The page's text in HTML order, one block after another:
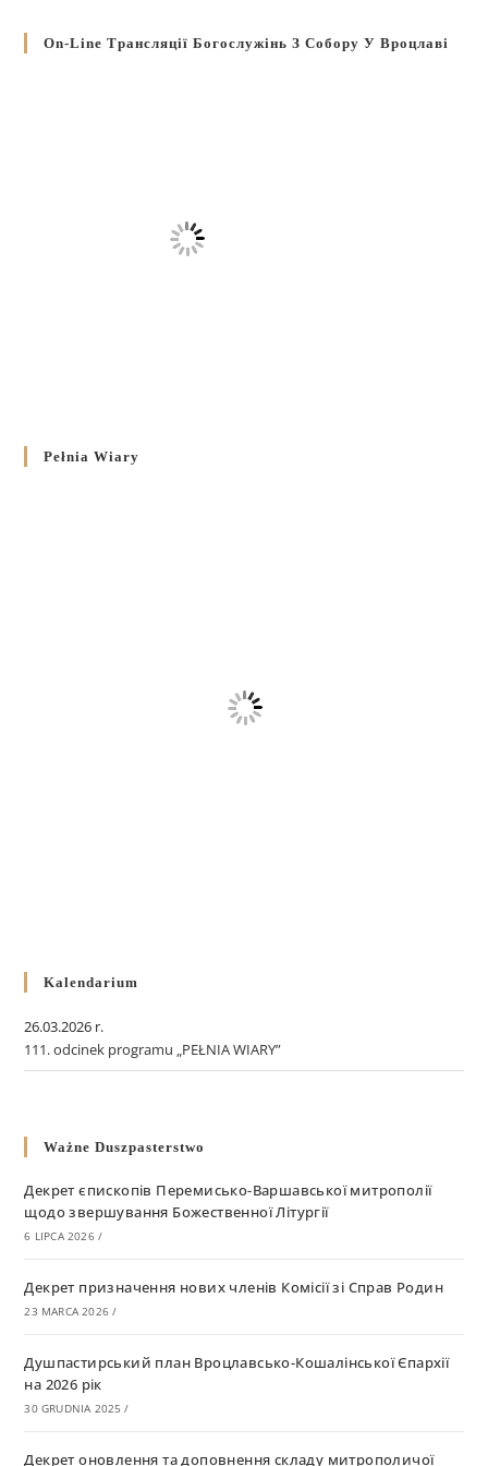
On-Line Трансляції Богослужінь З Собору У Вроцлаві
Pełnia Wiary
Kalendarium
26.03.2026 r.
111. odcinek programu „PEŁNIA WIARY”
Ważne Duszpasterstwo
Декрет єпископів Перемисько-Варшавської митрополії
щодо звершування Божественної Літургії
6 LIPCA 2026 /
Декрет призначення нових членів Комісії зі Справ Родин
23 MARCA 2026 /
Душпастирський план Вроцлавсько-Кошалінської Єпархії
на 2026 рік
30 GRUDNIA 2025 /
Декрет оновлення та доповнення складу митрополичої